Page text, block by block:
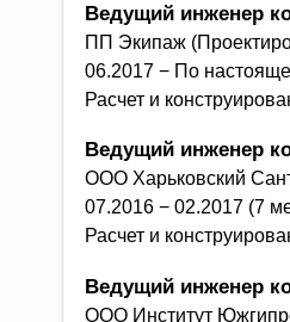
ведущий инженер
ПП Экипаж
06.2017 − По
Расчет и
ведущий инженер
ООО Харьковский
07.2016 − 02.2017 (7
Расчет и
ведущий инженер
ООО Институт